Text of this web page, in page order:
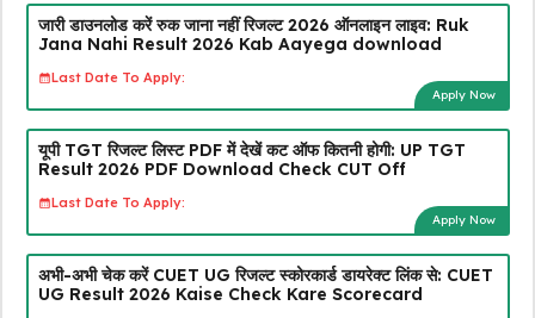
जारी डाउनलोड करें रुक जाना नहीं रिजल्ट 2026 ऑनलाइन लाइव: Ruk
Jana Nahi Result 2026 Kab Aayega download
Last Date To Apply:
Apply Now
यूपी TGT रिजल्ट लिस्ट PDF में देखें कट ऑफ कितनी होगी: UP TGT
Result 2026 PDF Download Check CUT Off
Last Date To Apply:
Apply Now
अभी-अभी चेक करें CUET UG रिजल्ट स्कोरकार्ड डायरेक्ट लिंक से: CUET
UG Result 2026 Kaise Check Kare Scorecard